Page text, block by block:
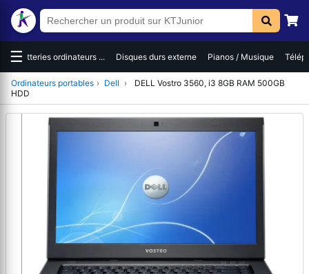
☰Batteries ordinateurs ... Disques durs externe Pianos / Musique
Ordinateurs portables › Dell ›
DELL Vostro 3560, i3 8GB RAM 500GB
HDD